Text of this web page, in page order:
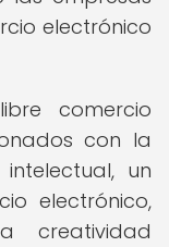
electrónico
comercio
con la
un
electrónico,
creatividad